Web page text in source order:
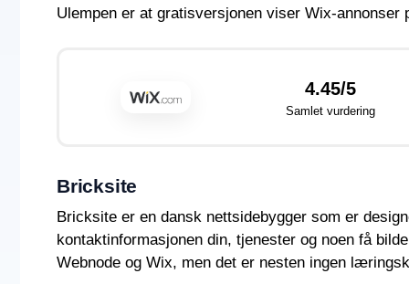
Ulempen er at gratisversjonen viser Wix-
4.45/5
Samlet vurdering
Bricksite
Bricksite er en dansk nettsidebygger som er
kontaktinformasjonen din, tjenester og noen få
Webnode og Wix, men det er nesten ingen